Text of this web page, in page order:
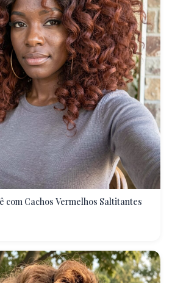
com Cachos Vermelhos Saltitantes